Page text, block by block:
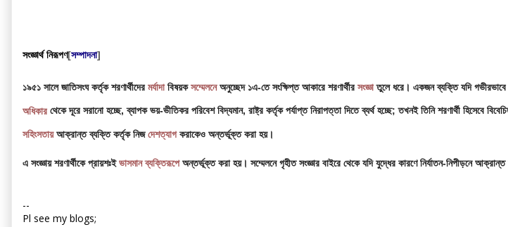
সংজ্ঞার্থ নিরূপণ[সম্পাদনা]
১৯৫১ সালে জাতিসংঘ কর্তৃক শরণার্থীদের মর্যাদা বিষয়ক সম্মেলনে অনুচ্ছেদ ১এ-তে সংক্ষিপ্ত আকারে শরণার্থীর সংজ্ঞা তুলে ধরে। একজন ব্যক্তি যদি গভীরভাবে
অধিকার থেকে দূরে সরানো হচ্ছে, ব্যাপক ভয়-ভীতিকর পরিবেশ বিদ্যমান, রাষ্ট্র কর্তৃক পর্যাপ্ত নিরাপত্তা দিতে ব্যর্থ হচ্ছে; তখনই তিনি শরণার্থী হিসেবে
সহিংসতায় আক্রান্ত ব্যক্তি কর্তৃক নিজ দেশত্যাগ করাকেও অন্তর্ভূক্ত করা হয়।
এ সংজ্ঞায় শরণার্থীকে প্রায়শঃই ভাসমান ব্যক্তিরূপে অন্তর্ভূক্ত করা হয়। সম্মেলনে গৃহীত সংজ্ঞার বাইরে থেকে যদি যুদ্ধের কারণে নির্যাতন-নিপীড়নে
--
Pl see my blogs;